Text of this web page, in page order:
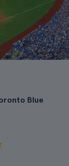
Blue